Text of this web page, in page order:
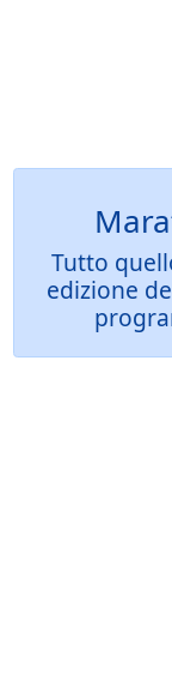
Tutto
edizione